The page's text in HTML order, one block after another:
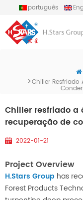
português
>Chiller Resfriado
Chiller resfriado
recuperação de
2022-01-21
Project Overview
H.Stars Group has
Forest Products